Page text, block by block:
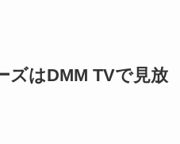
ズはDMM TVで見放